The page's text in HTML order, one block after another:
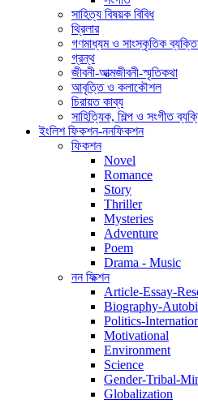
সাহিত্য বিষয়ক বিবিধ
থ্রিলার
গণমাধ্যম ও সাংস্কৃতিক
গ্রন্থ
জীবনী-আত্মজীবনী-স্মৃতিকথা
আবৃত্তি ও কলাকৌশল
চিরায়ত কাব্য
সাহিত্যিক, শিল্প ও সংগীত
ইংলিশ ফিকশন-ননফিকশন
ফিকশন
Novel
Romance
Story
Thriller
Mysteries
Adventure
Poem
Drama - Music
নন ফিক্শন
Article-Essay-
Biography-
Politics-
Motivational
Environment
Science
Gender-Tribal-
Globalization